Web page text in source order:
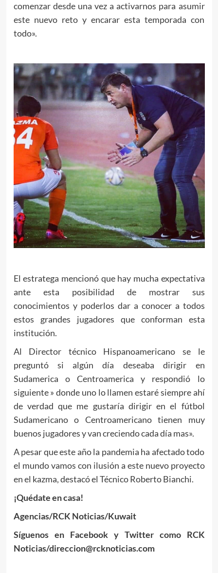
comenzar desde una vez a activarnos para asumir
este nuevo reto y encarar esta temporada con
todo».
El estratega mencionó que hay mucha expectativa
ante esta posibilidad de mostrar sus
conocimientos y poderlos dar a conocer a todos
estos grandes jugadores que conforman esta
institución.
Al Director técnico Hispanoamericano se le
preguntó si algún día deseaba dirigir en
Sudamerica o Centroamerica y respondió lo
siguiente » donde uno lo llamen estaré siempre ahí
de verdad que me gustaría dirigir en el fútbol
Sudamericano o Centroamericano tienen muy
buenos jugadores y van creciendo cada día mas».
A pesar que este año la pandemia ha afectado todo
el mundo vamos con ilusión a este nuevo proyecto
en el kazma, destacó el Técnico Roberto Bianchi.
¡Quédate en casa!
Agencias/RCK Noticias/Kuwait
Síguenos en Facebook y Twitter como RCK
Noticias/direccion@rcknoticias.com